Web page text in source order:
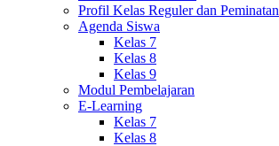
Profil Kelas Reguler dan Peminatan
Agenda Siswa
Kelas 7
Kelas 8
Kelas 9
Modul Pembelajaran
E-Learning
Kelas 7
Kelas 8